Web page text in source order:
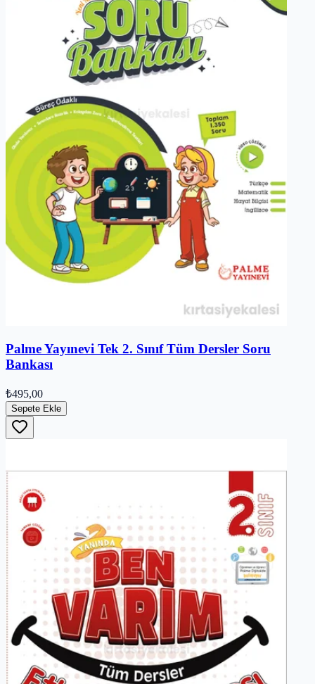
Palme Yayınevi Tek 2. Sınıf Tüm Dersler Soru
Bankası
₺495,00
Sepete Ekle